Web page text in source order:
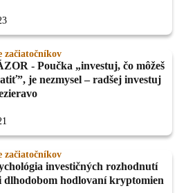
začiatočníkov
- Poučka „investuj, čo môžeš
je nezmysel – radšej investuj
začiatočníkov
investičných rozhodnutí
dlhodobom hodlovaní kryptomien